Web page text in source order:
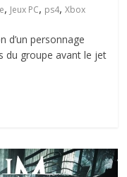
, Jeux PC, ps4,Xbox
d’un personnage
du groupe avant le jet